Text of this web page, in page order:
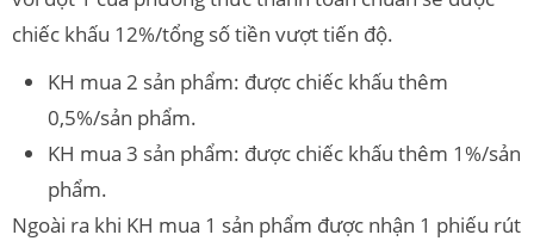
chiếc khấu 12%/tổng số tiền vượt tiến độ.
KH mua 2 sản phẩm: được chiếc khấu thêm
0,5%/sản phẩm.
KH mua 3 sản phẩm: được chiếc khấu thêm 1%/sản
phẩm.
Ngoài ra khi KH mua 1 sản phẩm được nhận 1 phiếu rút